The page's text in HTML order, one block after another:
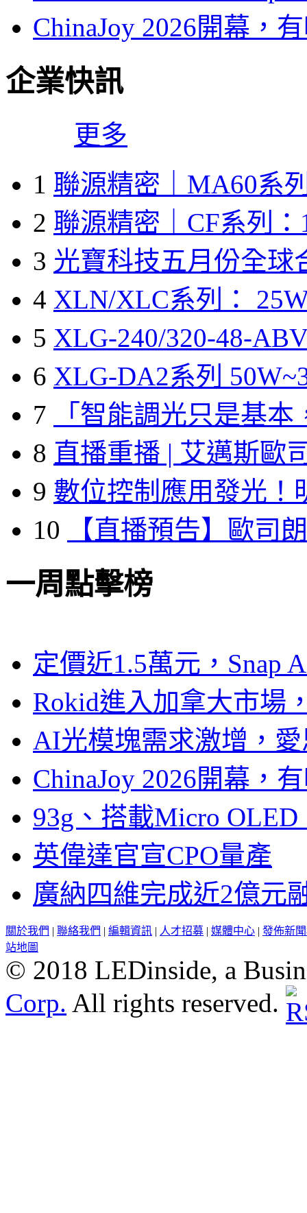
ChinaJoy 2026開幕，
企業快訊
更多
1 聯源精密｜MA60系
2 聯源精密｜CF系列：
3 光寶科技五月份全球
4 XLN/XLC系列：
5 XLG-240/320-48-
6 XLG-DA2系列
7
「智能調光只是基本
8 直播重播 | 艾邁斯歐
9 數位控制應用發光！
10
【直播預告】歐司
一周點擊榜
定價近1.5萬元，Snap
Rokid進入加拿大市場
AI光模塊需求激增，
ChinaJoy 2026開幕，
93g、搭載Micro
英偉達官宣CPO量產
廣納四維完成近2億元
關於我們 | 聯絡我們 | 編輯資訊 | 人才招募 | 媒體中心 | 發佈新
站地圖
© 2018 LEDinside, a
Corp. All rights reserved.